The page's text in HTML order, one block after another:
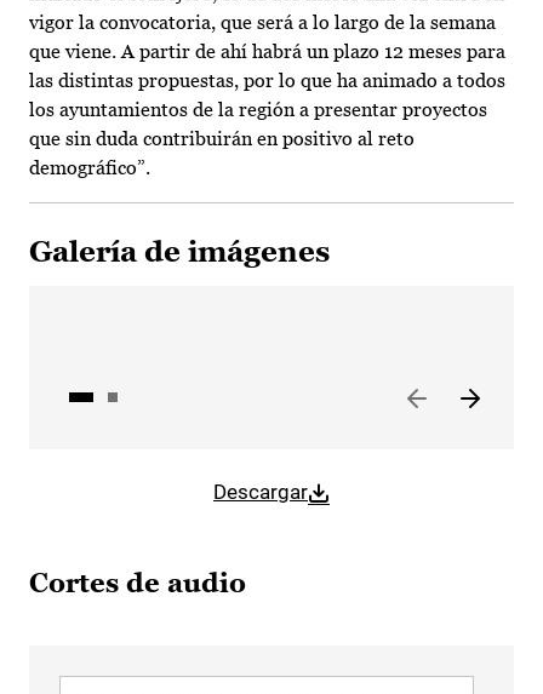
vigor la convocatoria, que será a lo largo de la semana
que viene. A partir de ahí habrá un plazo 12 meses para
las distintas propuestas, por lo que ha animado a todos
los ayuntamientos de la región a presentar proyectos
que sin duda contribuirán en positivo al reto
demográfico”.
Galería de imágenes
Descargar
Cortes de audio